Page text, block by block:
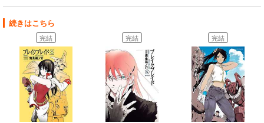
続きはこちら
完結 完結 完結